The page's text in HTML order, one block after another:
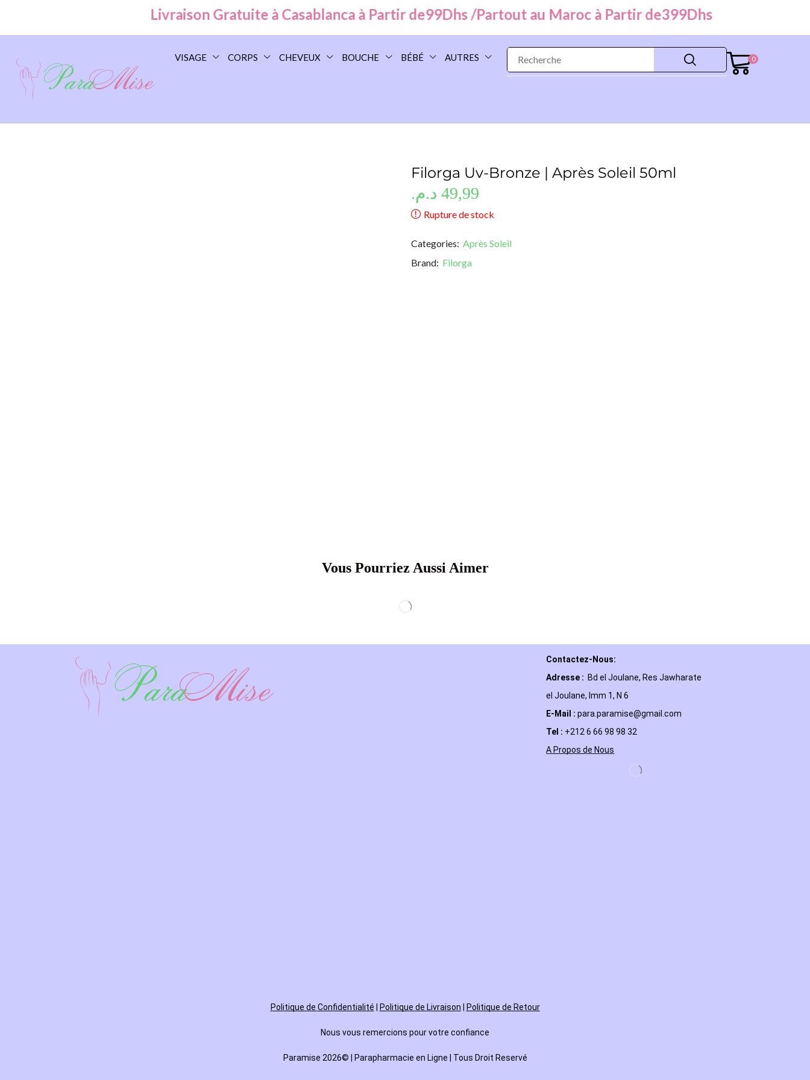
Livraison Gratuite à Casablanca à Partir de99Dhs /Partout au Maroc à Partir de399Dhs
VISAGE CORPS CHEVEUX BOUCHE BÉBÉ AUTRES 0
Filorga Uv-Bronze | Après Soleil 50ml
49,99 د.م.
Rupture de stock
Categories: Après Soleil
Brand: Filorga
Vous Pourriez Aussi Aimer
Contactez-Nous:
Adresse : Bd el Joulane, Res Jawharate
el Joulane, Imm 1, N 6
E-Mail : para.paramise@gmail.com
Tel : +212 6 66 98 98 32
A Propos de Nous
Politique de Confidentialité Politique de Livraison Politique de Retour
Nous vous remercions pour votre confiance
Paramise 2026© | Parapharmacie en Ligne | Tous Droit Reservé